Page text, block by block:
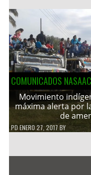
COMUNICADOS
Movimiento
máxima alerta por
de
PDENERO 27, 2017 BY